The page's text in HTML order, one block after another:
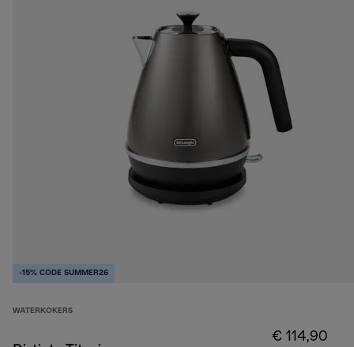
-15% CODE SUMMER26
WATERKOKERS
€ 114,90